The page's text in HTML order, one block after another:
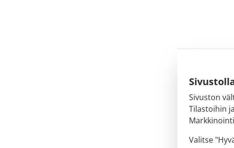
Sivuston
Tilastoihin
Valitse